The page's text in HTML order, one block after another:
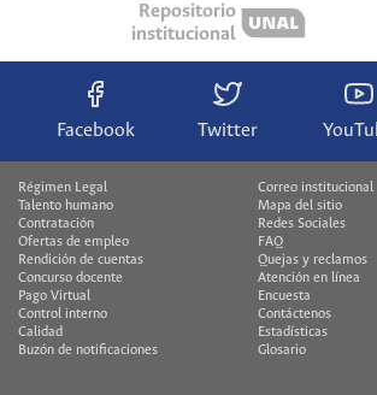
Repositorio
institucional
Facebook Twitter
Régimen Legal
Talento humano
Contratación
Ofertas de empleo
Rendición de cuentas
Concurso docente
Pago Virtual
Control interno
Calidad
Buzón de notificaciones
Correo institucional
Mapa del sitio
Redes Sociales
FAQ
Quejas y reclamos
Atención en línea
Encuesta
Contáctenos
Estadísticas
Glosario